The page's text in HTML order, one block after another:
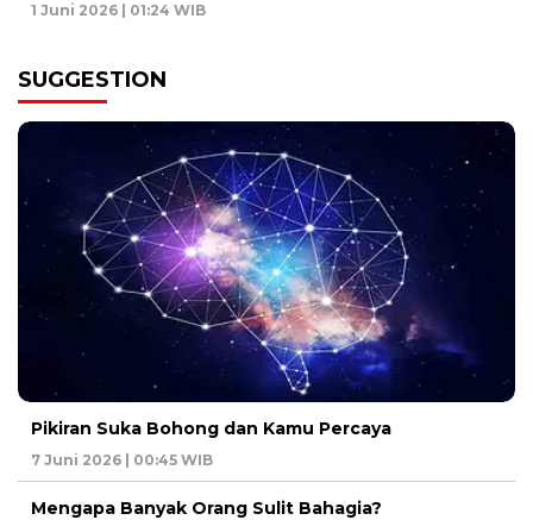
1 Juni 2026 | 01:24 WIB
SUGGESTION
Pikiran Suka Bohong dan Kamu Percaya
7 Juni 2026 | 00:45 WIB
Mengapa Banyak Orang Sulit Bahagia?